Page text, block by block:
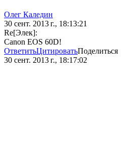
Олег Каледин
30 сент. 2013 г., 18:13:21
Re[Элек]:
Canon EOS 60D!
ОтветитьЦитироватьПоделиться
30 сент. 2013 г., 18:17:02